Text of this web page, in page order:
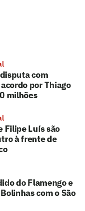
com
por Thiago
milhões
Filipe Luís são
à frente de
do Flamengo e
com o São